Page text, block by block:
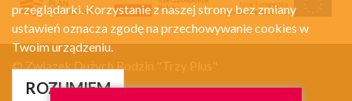
© Związek Dużych Rodzin "Trzy Plus"
Polityka prywatności
przeglądarki. Korzystanie z naszej strony bez zmiany
ustawień oznacza zgodę na przechowywanie cookies w
Twoim urządzeniu.
ROZUMIEM